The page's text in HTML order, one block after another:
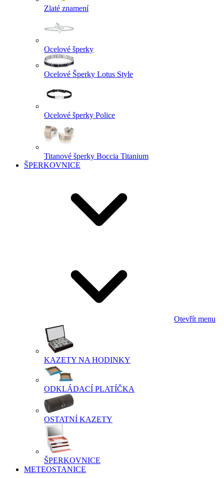
Zlaté znamení
Ocelové šperky
Ocelové Šperky Lotus Style
Ocelové šperky Police
Titanové šperky Boccia Titanium
ŠPERKOVNICE
Otevřít menu
KAZETY NA HODINKY
ODKLÁDACÍ PLATÍČKA
OSTATNÍ KAZETY
ŠPERKOVNICE
METEOSTANICE